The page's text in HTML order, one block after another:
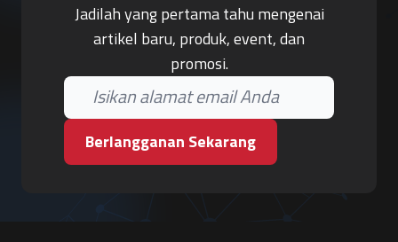
Jadilah yang pertama tahu mengenai
artikel baru, produk, event, dan
promosi.
Berlangganan Sekarang